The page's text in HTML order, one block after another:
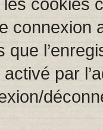
connexion
que
par